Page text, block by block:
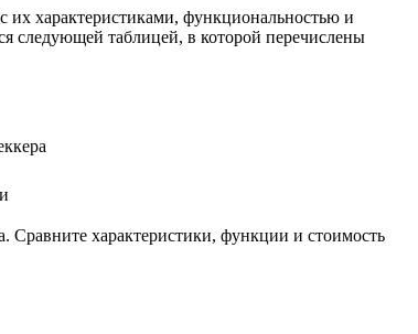
их характеристиками, функциональностью и
следующей таблицей, в которой перечислены
характеристики, функции и стоимость